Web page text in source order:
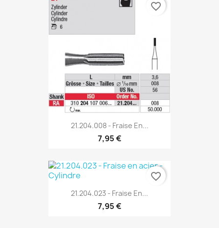
21.204.008 - Fraise En...
7,95 €
favorite_border
21.204.023 - Fraise En...
7,95 €
favorite_border